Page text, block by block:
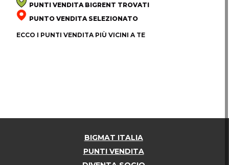
PUNTI VENDITA BIGRENT TROVATI
PUNTO VENDITA SELEZIONATO
ECCO I PUNTI VENDITA PIÙ VICINI A TE
BIGMAT ITALIA
PUNTI VENDITA